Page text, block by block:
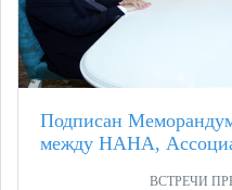
Подписан
между НАНА,
ВСТРЕЧИ